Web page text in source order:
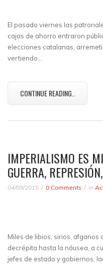
El pasado viernes las
cajas de ahorro entraron
elecciones catalanas,
vertiendo…
CONTINUE READING..
IMPERIALISMO ES
GUERRA,
04/09/2015 0 Comments in
Miles de libios, sirios, afganos
decrépita hasta la náusea, a
jefes de estado y gobiernos,